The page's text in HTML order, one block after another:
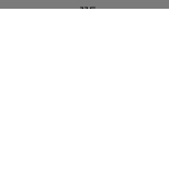
115